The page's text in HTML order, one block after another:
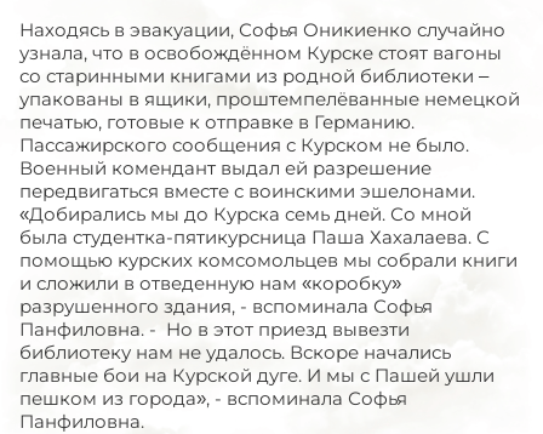
Находясь в эвакуации, Софья Оникиенко случайно
узнала, что в освобождённом Курске стоят вагоны
со старинными книгами из родной библиотеки –
упакованы в ящики, проштемпелёванные немецкой
печатью, готовые к отправке в Германию.
Пассажирского сообщения с Курском не было.
Военный комендант выдал ей разрешение
передвигаться вместе с воинскими эшелонами.
«Добирались мы до Курска семь дней. Со мной
была студентка-пятикурсница Паша Хахалаева. С
помощью курских комсомольцев мы собрали книги
и сложили в отведенную нам «коробку»
разрушенного здания, - вспоминала Софья
Панфиловна. - Но в этот приезд вывезти
библиотеку нам не удалось. Вскоре начались
главные бои на Курской дуге. И мы с Пашей ушли
пешком из города», - вспоминала Софья
Панфиловна.